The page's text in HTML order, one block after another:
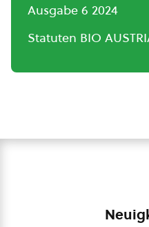
Ausgabe 6 2024
Statuten BIO